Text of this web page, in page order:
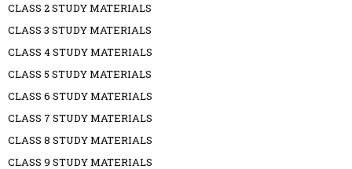
CLASS 2 STUDY MATERIALS
CLASS 3 STUDY MATERIALS
CLASS 4 STUDY MATERIALS
CLASS 5 STUDY MATERIALS
CLASS 6 STUDY MATERIALS
CLASS 7 STUDY MATERIALS
CLASS 8 STUDY MATERIALS
CLASS 9 STUDY MATERIALS